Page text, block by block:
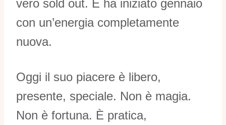
vero sold out. E ha iniziato gennaio
con un’energia completamente
nuova.
Oggi il suo piacere è libero,
presente, speciale. Non è magia.
Non è fortuna. È pratica,